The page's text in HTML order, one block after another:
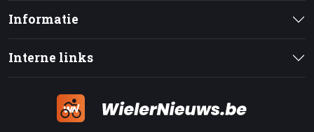
Informatie
Interne links